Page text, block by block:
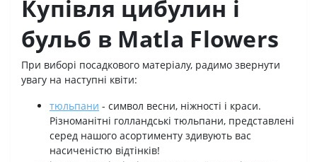
Купівля цибулин і
бульб в Matla Flowers
При виборі посадкового матеріалу, радимо звернути
увагу на наступні квіти:
тюльпани - символ весни, ніжності і краси.
Різноманітні голландські тюльпани, представлені
серед нашого асортименту здивують вас
насиченістю відтінків!